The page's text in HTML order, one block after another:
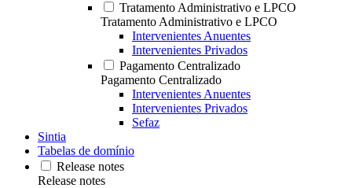
Tratamento Administrativo e LPCO
Tratamento Administrativo e LPCO
Intervenientes Anuentes
Intervenientes Privados
Pagamento Centralizado
Pagamento Centralizado
Intervenientes Anuentes
Intervenientes Privados
Sefaz
Sintia
Tabelas de domínio
Release notes
Release notes